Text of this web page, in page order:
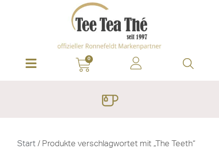
0
Start / Produkte verschlagwortet mit „The Teeth“